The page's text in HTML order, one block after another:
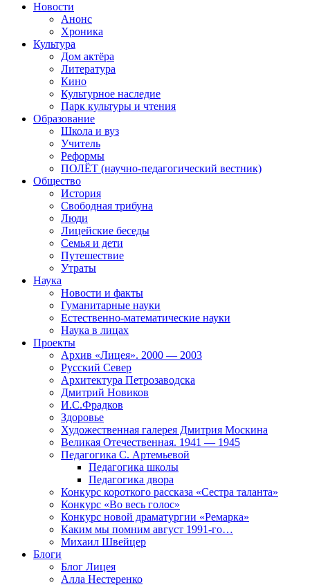
Новости
Анонс
Хроника
Культура
Дом актёра
Литература
Кино
Культурное наследие
Парк культуры и чтения
Образование
Школа и вуз
Учитель
Реформы
ПОЛЁТ (научно-педагогический вестник)
Общество
История
Свободная трибуна
Люди
Лицейские беседы
Семья и дети
Путешествие
Утраты
Наука
Новости и факты
Гуманитарные науки
Естественно-математические науки
Наука в лицах
Проекты
Архив «Лицея». 2000 — 2003
Русский Север
Архитектура Петрозаводска
Дмитрий Новиков
И.С.Фрадков
Здоровье
Художественная галерея Дмитрия Москина
Великая Отечественная. 1941 — 1945
Педагогика С. Артемьевой
Педагогика школы
Педагогика двора
Конкурс короткого рассказа «Сестра таланта»
Конкурс «Во весь голос»
Конкурс новой драматургии «Ремарка»
Каким мы помним август 1991-го…
Михаил Швейцер
Блоги
Блог Лицея
Алла Нестеренко